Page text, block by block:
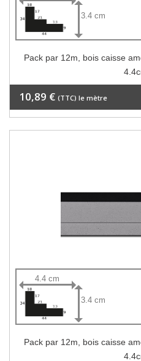
3.4 cm
Pack par 12m, bois caisse
10,89 € (TTC) le mètre
4.4 cm
3.4 cm
Pack par 12m, bois caisse